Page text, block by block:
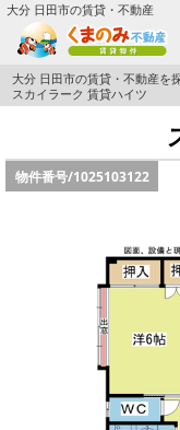
大分 日田市の賃貸・不動産
TOPページ
ペット飼育ＯＫ物件
新婚·ファミリー向
ファミリー向け（
路線·駅から探す
大分 日田市の賃貸・不動産を
スカイラーク 賃貸ハイツ
物件番号/1025103122